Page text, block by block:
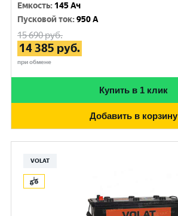
Емкость: 145 Ач
Пусковой ток:950 A
15 690руб.
14 385 руб.
при обмене
Купить в 1 клик
Добавить в корзину
VOLAT